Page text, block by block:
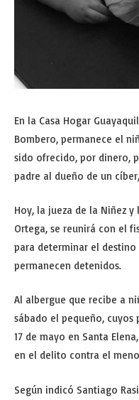
En la Casa Hogar
Bombero, permanece el
sido ofrecido, por dinero,
padre al dueño de un
Hoy, la jueza de la Niñez y
Ortega, se reunirá con el
para determinar el destino
permanecen detenidos.
Al albergue que recibe a
sábado el pequeño,
17 de mayo en Santa
en el delito contra el
Según indicó Santiago